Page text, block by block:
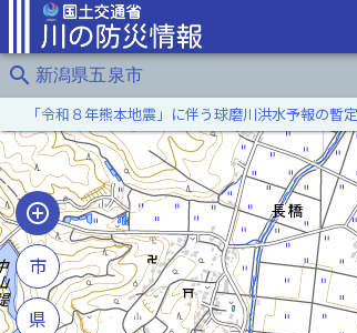
search 新潟県五泉市
「令和８年熊本地震」に伴う球磨川洪水予報の暫
市
県